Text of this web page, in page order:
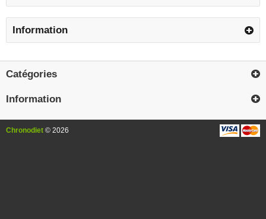
Information
Catégories
Information
Chronodiet© 2026